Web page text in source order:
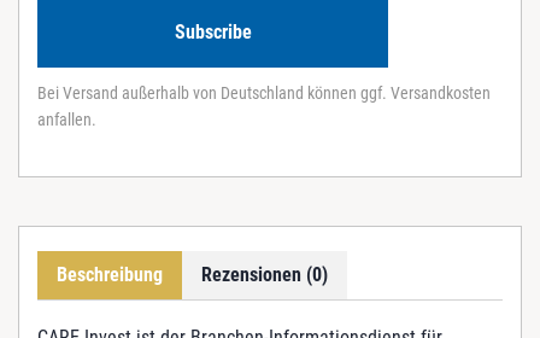
Subscribe
Bei Versand außerhalb von Deutschland können ggf. Versandkosten
anfallen.
Beschreibung Rezensionen (0)